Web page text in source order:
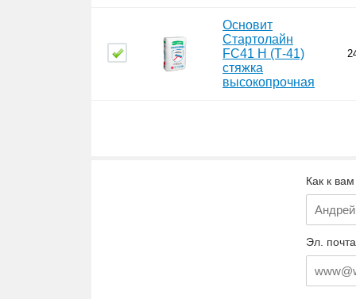
Основит
Стартолайн
FC41 H (Т-41)
стяжка
высокопрочная
Как к
Эл.